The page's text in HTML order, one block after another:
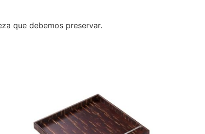
que debemos preservar.